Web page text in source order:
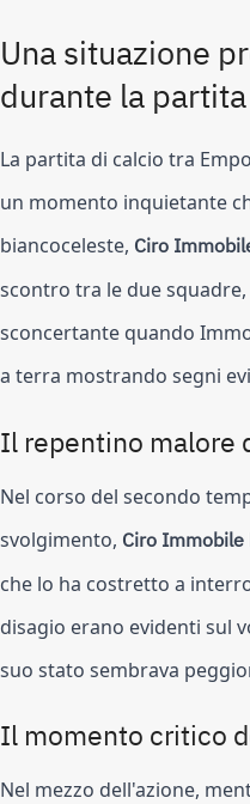
Una situazione
durante la
La partita di calcio tra
un momento inquietante
biancoceleste, Ciro
scontro tra le due
sconcertante quando
a terra mostrando segni
Il repentino malore
Nel corso del secondo
svolgimento, Ciro Immobile
che lo ha costretto a
disagio erano evidenti sul
suo stato sembrava
Il momento critico
Nel mezzo dell'azione,